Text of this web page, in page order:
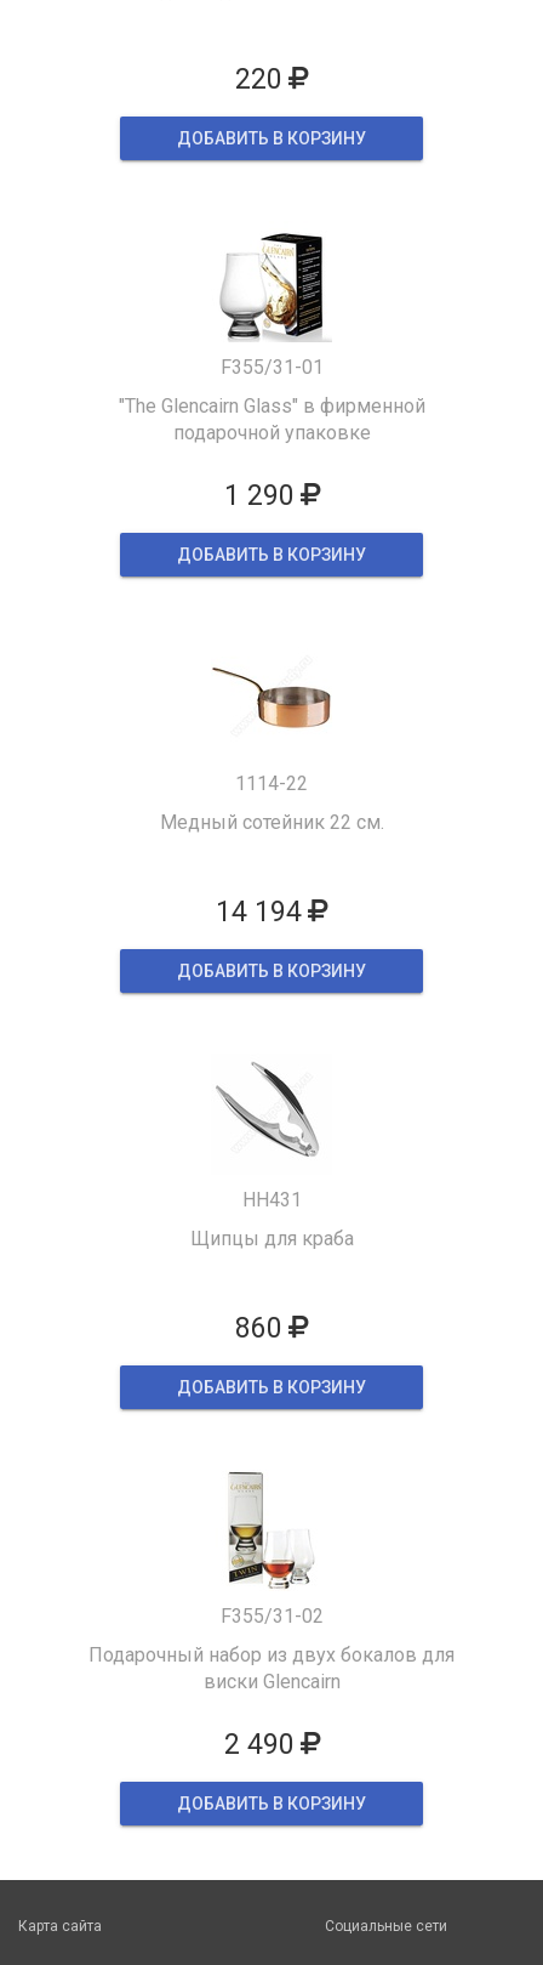
220
ДОБАВИТЬ В КОРЗИНУ
F355/31-01
"The Glencairn Glass" в фирменной
подарочной упаковке
1 290
ДОБАВИТЬ В КОРЗИНУ
1114-22
Медный сотейник 22 см.
14 194
ДОБАВИТЬ В КОРЗИНУ
HH431
Щипцы для краба
860
ДОБАВИТЬ В КОРЗИНУ
F355/31-02
Подарочный набор из двух бокалов для
виски Glencairn
2 490
ДОБАВИТЬ В КОРЗИНУ
Карта сайта Социальные сети